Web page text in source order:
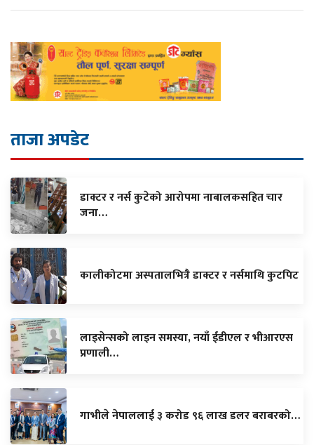
ताजा अपडेट
डाक्टर र नर्स कुटेको आरोपमा नाबालकसहित चार
जना…
कालीकोटमा अस्पतालभित्रै डाक्टर र नर्समाथि कुटपिट
लाइसेन्सको लाइन समस्या, नयाँ ईडीएल र भीआरएस
प्रणाली…
गाभीले नेपाललाई ३ करोड ९६ लाख डलर बराबरको…